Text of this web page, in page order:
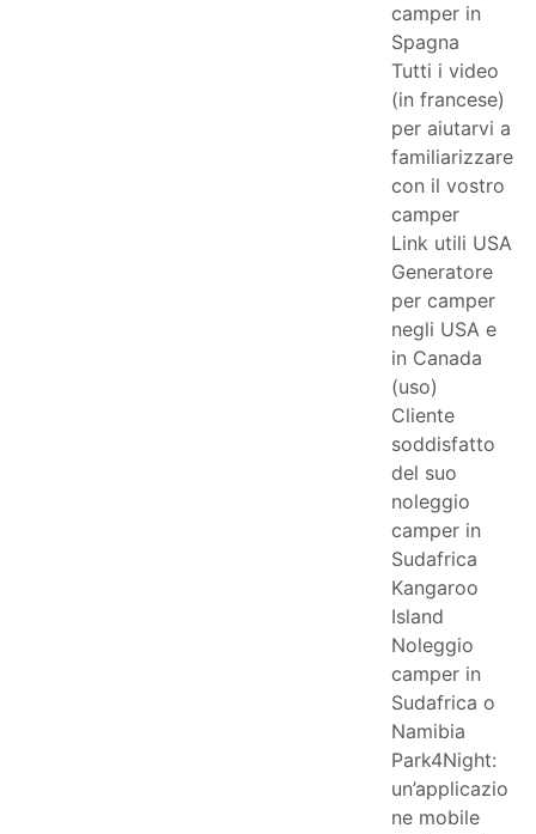
camper in
Spagna
Tutti i video
(in francese)
per aiutarvi a
familiarizzare
con il vostro
camper
Link utili USA
Generatore
per camper
negli USA e
in Canada
(uso)
Cliente
soddisfatto
del suo
noleggio
camper in
Sudafrica
Kangaroo
Island
Noleggio
camper in
Sudafrica o
Namibia
Park4Night:
un’applicazio
ne mobile